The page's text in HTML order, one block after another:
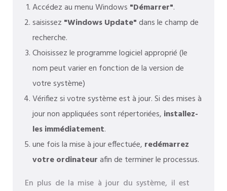
Accédez au menu Windows "Démarrer".
saisissez "Windows Update"dans le champ de
recherche.
Choisissez le programme logiciel approprié (le
nom peut varier en fonction de la version de
votre système)
Vérifiez si votre système est à jour. Si des mises à
jour non appliquées sont répertoriées, installez-
les immédiatement.
une fois la mise à jour effectuée, redémarrez
votre ordinateurafin de terminer le processus.
En plus de la mise à jour du système, il est